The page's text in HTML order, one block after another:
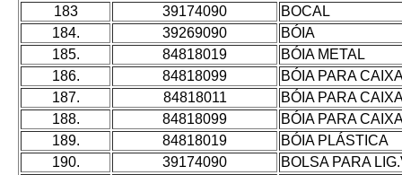
183
39174090
BOCAL
184.
39269090
BÓIA
185.
84818019
BÓIA METAL
186.
84818099
BÓIA PARA
187.
84818011
BÓIA PARA
188.
84818099
BÓIA PARA
189.
84818019
BÓIA PLÁSTICA
190.
39174090
BOLSA PARA